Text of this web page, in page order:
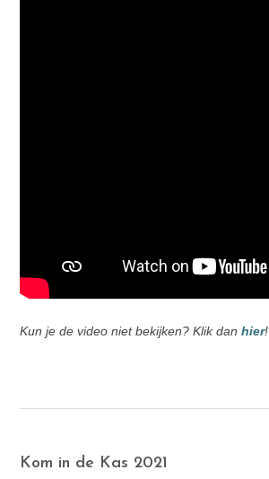
Kun je de video niet bekijken? Klik danhier!
Kom in de Kas 2021